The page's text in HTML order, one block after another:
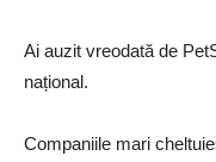
Ai auzit vreodată de
național.
Companiile mari